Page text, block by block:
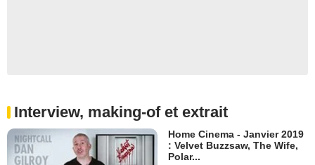
Interview, making-of et extrait
Home Cinema - Janvier 2019
: Velvet Buzzsaw, The Wife,
Polar...